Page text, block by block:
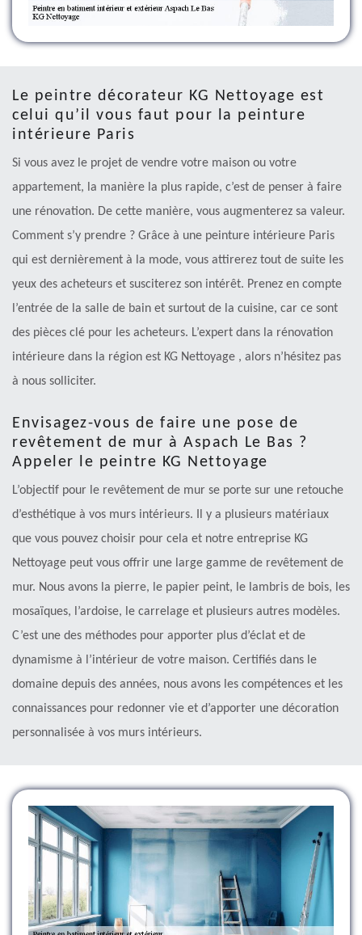
Le peintre décorateur KG Nettoyage est
celui qu’il vous faut pour la peinture
intérieure Paris
Si vous avez le projet de vendre votre maison ou votre
appartement, la manière la plus rapide, c’est de penser à faire
une rénovation. De cette manière, vous augmenterez sa valeur.
Comment s’y prendre ? Grâce à une peinture intérieure Paris
qui est dernièrement à la mode, vous attirerez tout de suite les
yeux des acheteurs et susciterez son intérêt. Prenez en compte
l’entrée de la salle de bain et surtout de la cuisine, car ce sont
des pièces clé pour les acheteurs. L’expert dans la rénovation
intérieure dans la région est KG Nettoyage , alors n’hésitez pas
à nous solliciter.
Envisagez-vous de faire une pose de
revêtement de mur à Aspach Le Bas ?
Appeler le peintre KG Nettoyage
L’objectif pour le revêtement de mur se porte sur une retouche
d’esthétique à vos murs intérieurs. Il y a plusieurs matériaux
que vous pouvez choisir pour cela et notre entreprise KG
Nettoyage peut vous offrir une large gamme de revêtement de
mur. Nous avons la pierre, le papier peint, le lambris de bois, les
mosaïques, l’ardoise, le carrelage et plusieurs autres modèles.
C’est une des méthodes pour apporter plus d’éclat et de
dynamisme à l’intérieur de votre maison. Certifiés dans le
domaine depuis des années, nous avons les compétences et les
connaissances pour redonner vie et d’apporter une décoration
personnalisée à vos murs intérieurs.